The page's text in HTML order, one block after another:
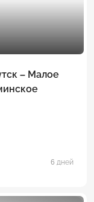
– Малое
6 дней